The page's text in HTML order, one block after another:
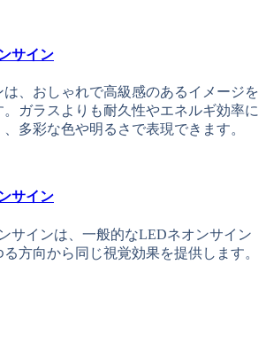
サイン
、おしゃれで高級感のあるイメージを
ガラスよりも耐久性やエネルギ効率に
多彩な色や明るさで表現できます。
サイン
サインは、一般的なLEDネオンサイン
方向から同じ視覚効果を提供します。